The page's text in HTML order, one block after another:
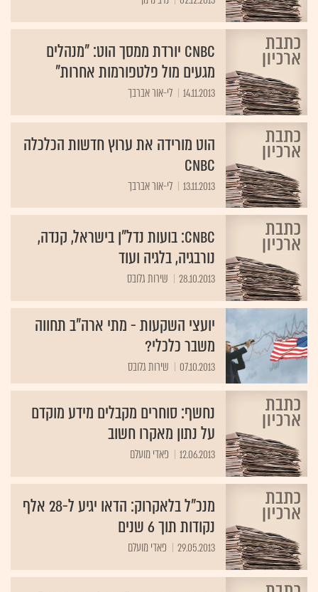
מגעים מול פלטפורמות אחרות"
14.11.2013 לי-אור אברבך
CNBC
13.11.2013
נורבגיה, בלגיה ועוד
28.10.2013 שירות גלובס
משבר כלכלי?
07.10.2013 שירות גלובס
על נתון מאקרו חשוב
12.06.2013 פאדי מועלם
נקודות תוך 6 שנים
29.05.2013 פאדי מועלם